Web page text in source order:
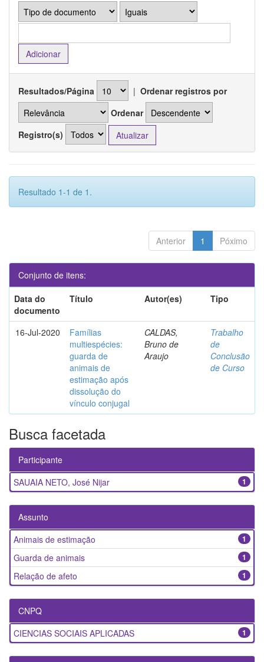
Resultados/Página | Ordenar registros por
Ordenar
Registro(s)
Resultado 1-1 de 1.
Anterior 1 Póximo
Conjunto de itens:
Data do
documento
Título Autor(es) Tipo
16-Jul-2020
Famílias
multiespécies:
guarda de
animais de
estimação após
dissolução do
vínculo conjugal
CALDAS,
Bruno de
Araujo
Trabalho
de
Conclusão
de Curso
Busca facetada
Participante
1
SAUAIA NETO, José Nijar
Assunto
1
Animais de estimação
1
Guarda de animais
1
Relação de afeto
CNPQ
1
CIENCIAS SOCIAIS APLICADAS